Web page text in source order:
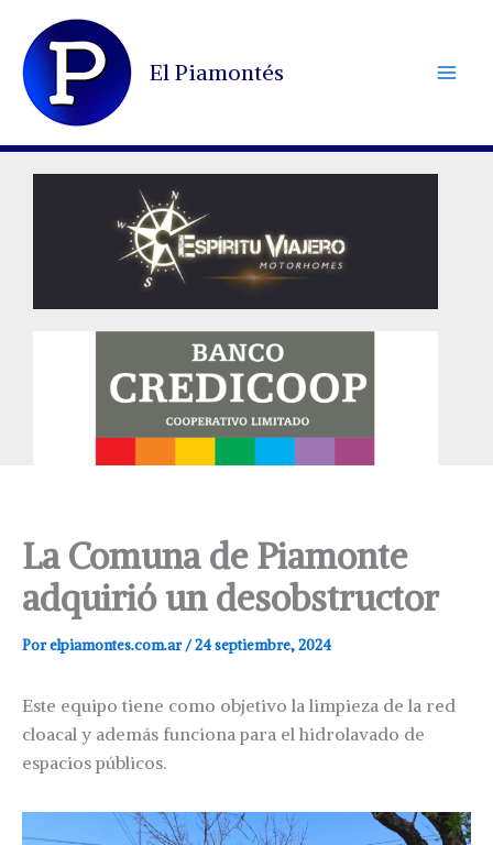
contenido
El Piamontés
La Comuna de Piamonte
adquirió un desobstructor
Porelpiamontes.com.ar/24 septiembre, 2024
Este equipo tiene como objetivo la limpieza de la red
cloacal y además funciona para el hidrolavado de
espacios públicos.